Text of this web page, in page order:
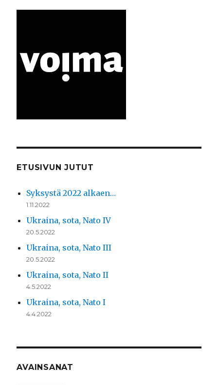
ETUSIVUN JUTUT
Syksystä 2022 alkaen…
1.11.2022
Ukraina, sota, Nato IV
20.5.2022
Ukraina, sota, Nato III
20.5.2022
Ukraina, sota, Nato II
4.5.2022
Ukraina, sota, Nato I
4.4.2022
AVAINSANAT